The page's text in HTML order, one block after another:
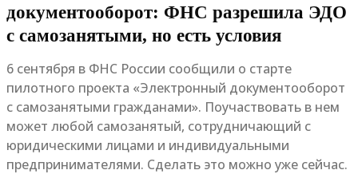
документооборот: ФНС разрешила ЭДО
с самозанятыми, но есть условия
6 сентября в ФНС России сообщили о старте
пилотного проекта «Электронный документооборот
с самозанятыми гражданами». Поучаствовать в нем
может любой самозанятый, сотрудничающий с
юридическими лицами и индивидуальными
предпринимателями. Сделать это можно уже сейчас.